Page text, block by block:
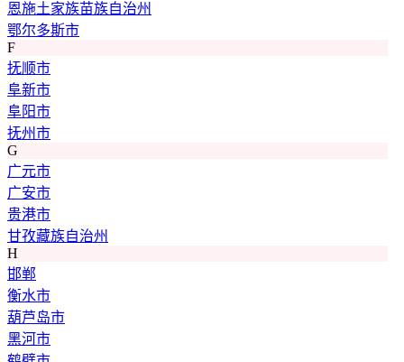
恩施土家族苗族自治州
鄂尔多斯市
F
抚顺市
阜新市
阜阳市
抚州市
G
广元市
广安市
贵港市
甘孜藏族自治州
H
邯郸
衡水市
葫芦岛市
黑河市